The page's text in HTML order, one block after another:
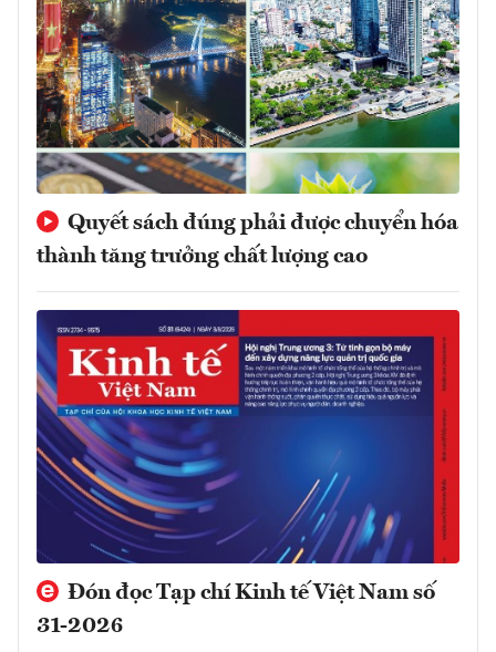
Quyết sách đúng phải được chuyển hóa
thành tăng trưởng chất lượng cao
Đón đọc Tạp chí Kinh tế Việt Nam số
31-2026